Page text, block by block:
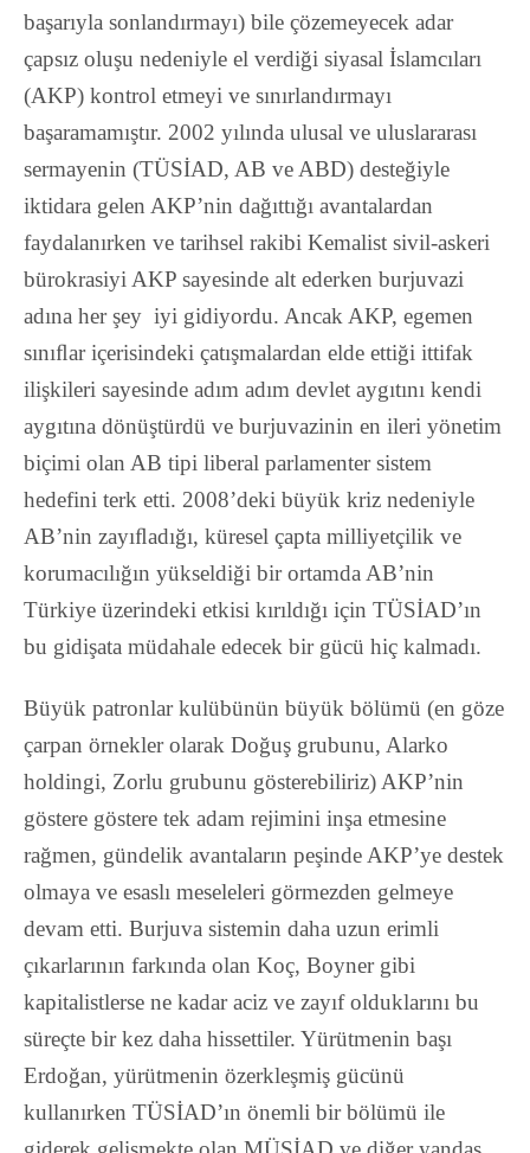
başarıyla sonlandırmayı) bile çözemeyecek adar
çapsız oluşu nedeniyle el verdiği siyasal İslamcıları
(AKP) kontrol etmeyi ve sınırlandırmayı
başaramamıştır. 2002 yılında ulusal ve uluslararası
sermayenin (TÜSİAD, AB ve ABD) desteğiyle
iktidara gelen AKP’nin dağıttığı avantalardan
faydalanırken ve tarihsel rakibi Kemalist sivil-askeri
bürokrasiyi AKP sayesinde alt ederken burjuvazi
adına her şey iyi gidiyordu. Ancak AKP, egemen
sınıﬂar içerisindeki çatışmalardan elde ettiği ittifak
ilişkileri sayesinde adım adım devlet aygıtını kendi
aygıtına dönüştürdü ve burjuvazinin en ileri yönetim
biçimi olan AB tipi liberal parlamenter sistem
hedefini terk etti. 2008’deki büyük kriz nedeniyle
AB’nin zayıﬂadığı, küresel çapta milliyetçilik ve
korumacılığın yükseldiği bir ortamda AB’nin
Türkiye üzerindeki etkisi kırıldığı için TÜSİAD’ın
bu gidişata müdahale edecek bir gücü hiç kalmadı.
Büyük patronlar kulübünün büyük bölümü (en göze
çarpan örnekler olarak Doğuş grubunu, Alarko
holdingi, Zorlu grubunu gösterebiliriz) AKP’nin
göstere göstere tek adam rejimini inşa etmesine
rağmen, gündelik avantaların peşinde AKP’ye destek
olmaya ve esaslı meseleleri görmezden gelmeye
devam etti. Burjuva sistemin daha uzun erimli
çıkarlarının farkında olan Koç, Boyner gibi
kapitalistlerse ne kadar aciz ve zayıf olduklarını bu
süreçte bir kez daha hissettiler. Yürütmenin başı
Erdoğan, yürütmenin özerkleşmiş gücünü
kullanırken TÜSİAD’ın önemli bir bölümü ile